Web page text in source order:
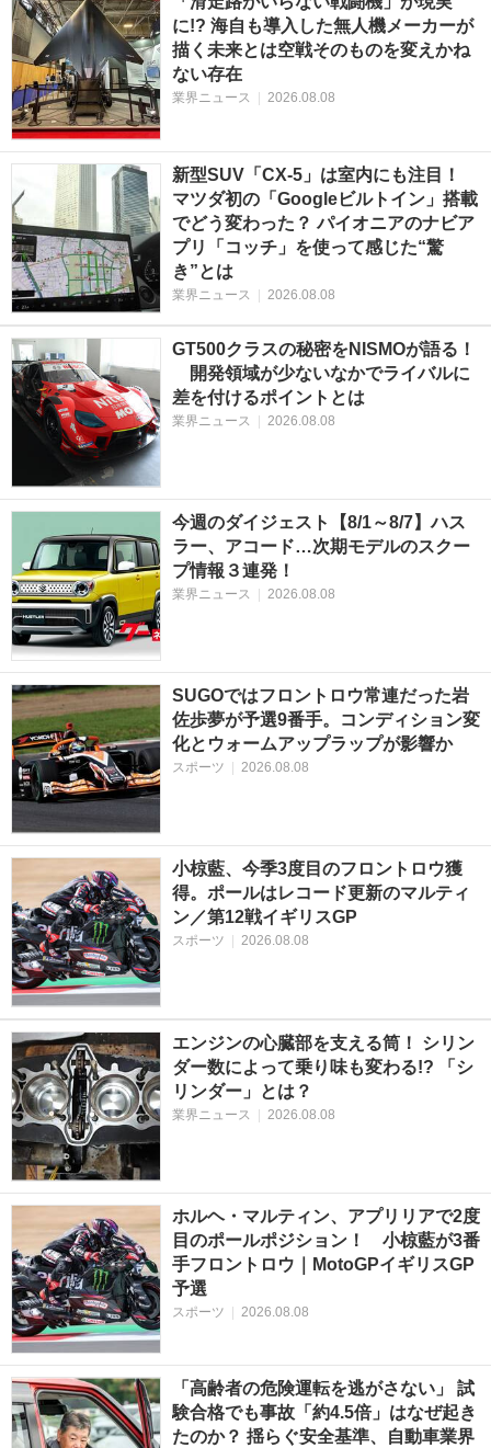
に!? 海自も導入した無人機メーカーが
描く未来とは空戦そのものを変えかね
ない存在
業界ニュース | 2026.08.08
新型SUV「CX-5」は室内にも注目！
マツダ初の「Googleビルトイン」搭載
でどう変わった？ パイオニアのナビア
プリ「コッチ」を使って感じた“驚
き”とは
業界ニュース | 2026.08.08
GT500クラスの秘密をNISMOが語る！
開発領域が少ないなかでライバルに
差を付けるポイントとは
業界ニュース | 2026.08.08
今週のダイジェスト【8/1～8/7】ハス
ラー、アコード…次期モデルのスクー
プ情報３連発！
業界ニュース | 2026.08.08
SUGOではフロントロウ常連だった岩
佐歩夢が予選9番手。コンディション変
化とウォームアップラップが影響か
スポーツ | 2026.08.08
小椋藍、今季3度目のフロントロウ獲
得。ポールはレコード更新のマルティ
ン／第12戦イギリスGP
スポーツ | 2026.08.08
エンジンの心臓部を支える筒！ シリン
ダー数によって乗り味も変わる!? 「シ
リンダー」とは？
業界ニュース | 2026.08.08
ホルヘ・マルティン、アプリリアで2度
目のポールポジション！ 小椋藍が3番
手フロントロウ｜MotoGPイギリスGP
予選
スポーツ | 2026.08.08
「高齢者の危険運転を逃がさない」 試
験合格でも事故「約4.5倍」はなぜ起き
たのか？ 揺らぐ安全基準、自動車業界